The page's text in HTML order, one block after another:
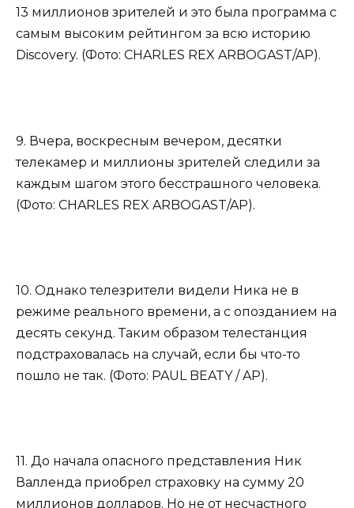
13 миллионов зрителей и это была программа с
самым высоким рейтингом за всю историю
Discovery. (Фото: CHARLES REX ARBOGAST/AP).
9. Вчера, воскресным вечером, десятки
телекамер и миллионы зрителей следили за
каждым шагом этого бесстрашного человека.
(Фото: CHARLES REX ARBOGAST/AP).
10. Однако телезрители видели Ника не в
режиме реального времени, а с опозданием на
десять секунд. Таким образом телестанция
подстраховалась на случай, если бы что-то
пошло не так. (Фото: PAUL BEATY / AP).
11. До начала опасного представления Ник
Валленда приобрел страховку на сумму 20
миллионов долларов. Но не от несчастного